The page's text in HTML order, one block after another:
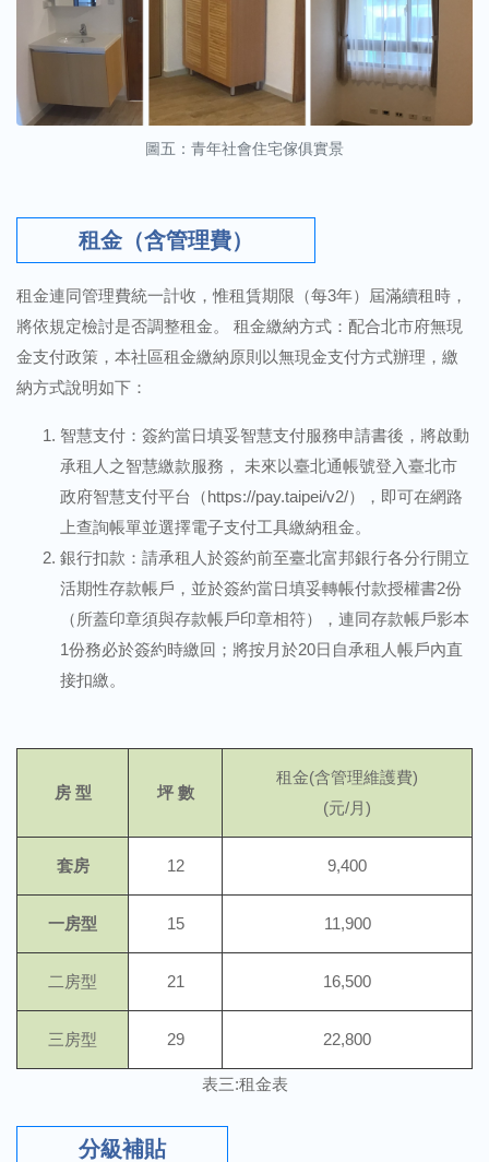
圖五：青年社會住宅傢俱實景
租金（含管理費）
租金連同管理費統一計收，惟租賃期限（每3年）屆滿續租時，
將依規定檢討是否調整租金。 租金繳納方式：配合北市府無現
金支付政策，本社區租金繳納原則以無現金支付方式辦理，繳
納方式說明如下：
智慧支付：簽約當日填妥智慧支付服務申請書後，將啟動
承租人之智慧繳款服務， 未來以臺北通帳號登入臺北市
政府智慧支付平台（https://pay.taipei/v2/），即可在網路
上查詢帳單並選擇電子支付工具繳納租金。
銀行扣款：請承租人於簽約前至臺北富邦銀行各分行開立
活期性存款帳戶，並於簽約當日填妥轉帳付款授權書2份
（所蓋印章須與存款帳戶印章相符），連同存款帳戶影本
1份務必於簽約時繳回；將按月於20日自承租人帳戶內直
接扣繳。
房 型 坪 數
租金(含管理維護費)
(元/月)
套房 12 9,400
一房型 15 11,900
二房型 21 16,500
三房型 29 22,800
表三:租金表
分級補貼